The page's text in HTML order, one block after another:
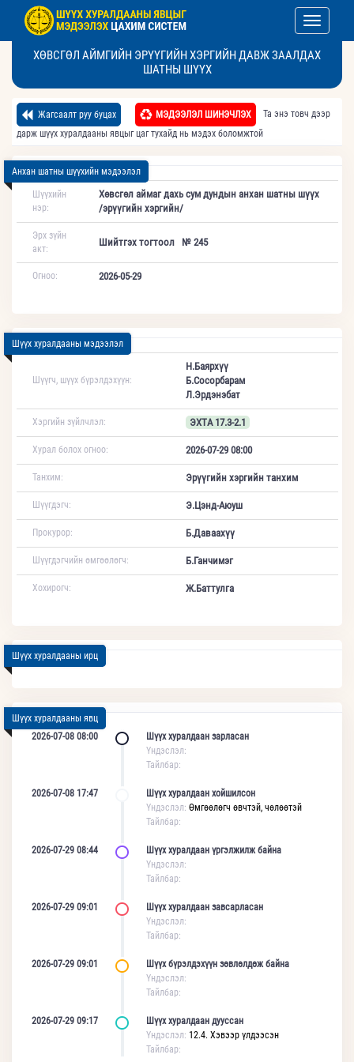
Toggle
ХӨВСГӨЛ АЙМГИЙН ЭРҮҮГИЙН ХЭРГИЙН ДАВЖ ЗААЛДАХ
ШАТНЫ ШҮҮХ
Жагсаалт руу буцах МЭДЭЭЛЭЛ ШИНЭЧЛЭХ
Та энэ товч дээр
дарж шүүх хуралдааны явцыг цаг тухайд нь мэдэх боломжтой
Анхан шатны шүүхийн мэдээлэл
Шүүхийн
нэр:
Хөвсгөл аймаг дахь сум дундын анхан шатны шүүх
/эрүүгийн хэргийн/
Эрх зүйн
акт:
Шийтгэх тогтоол № 245
Огноо: 2026-05-29
Шүүх хуралдааны мэдээлэл
Шүүгч, шүүх бүрэлдэхүүн:
Н.Баярхүү
Б.Сосорбарам
Л.Эрдэнэбат
Хэргийн зүйлчлэл: ЭХТА 17.3-2.1
Хурал болох огноо: 2026-07-29 08:00
Танхим: Эрүүгийн хэргийн танхим
Шүүгдэгч: Э.Цэнд-Аюуш
Прокурор: Б.Даваахүү
Шүүгдэгчийн өмгөөлөгч: Б.Ганчимэг
Хохирогч: Ж.Баттулга
Шүүх хуралдааны ирц
Шүүх хуралдааны явц
2026-07-08 08:00
Шүүх хуралдаан зарласан
Үндэслэл:
Тайлбар:
2026-07-08 17:47
Шүүх хуралдаан хойшилсон
Үндэслэл: Өмгөөлөгч өвчтэй, чөлөөтэй
Тайлбар:
2026-07-29 08:44
Шүүх хуралдаан үргэлжилж байна
Үндэслэл:
Тайлбар:
2026-07-29 09:01
Шүүх хуралдаан завсарласан
Үндэслэл:
Тайлбар:
2026-07-29 09:01
Шүүх бүрэлдэхүүн зөвлөлдөж байна
Үндэслэл:
Тайлбар:
2026-07-29 09:17
Шүүх хуралдаан дууссан
Үндэслэл: 12.4. Хэвээр үлдээсэн
Тайлбар: